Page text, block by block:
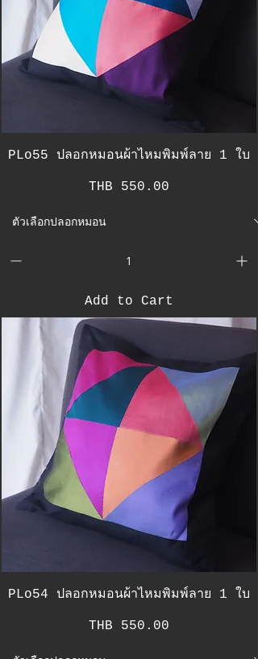
PLo55 ปลอกหมอนผ้าไหมพิมพ์ลาย 1 ใบ
Price
THB 550.00
Add to Cart
PLo54 ปลอกหมอนผ้าไหมพิมพ์ลาย 1 ใบ
Price
THB 550.00